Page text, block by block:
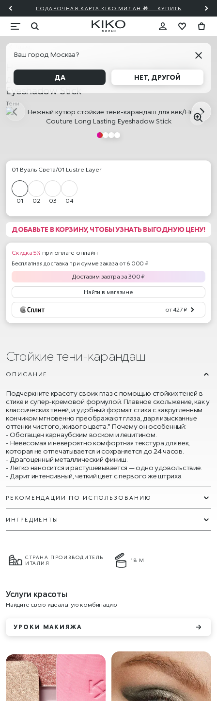
ПОДАРОЧНАЯ КАРТА KIKO МИЛАН 🎁 — КУПИТЬ
Ваш город Москва?
ДА НЕТ, ДРУГОЙ
Нежный кутюр стойкие тени-карандаш
для век/Hug Couture Long Lasting
Eyeshadow Stick
Тени
01 Вуаль Света/01 Lustre Layer
01 02 03 04
ДОБАВЬТЕ В КОРЗИНУ, ЧТОБЫ УЗНАТЬ ВЫГОДНУЮ ЦЕНУ!
Скидка 5% при оплате онлайн
Бесплатная доставка при сумме заказа от 6 000 ₽
Доставим завтра за300 ₽
Найти в магазине
от 427 ₽
Стойкие тени-карандаш
ОПИСАНИЕ
Подчеркните красоту своих глаз с помощью стойких теней в
стике и супер-кремовой формулой. Плавное скольжение, как у
классических теней, и удобный формат стика с закругленным
кончиком мгновенно преображают глаза, даря изысканные
оттенки чистого, живого цвета.* Почему он особенный:
Обогащен карнаубским воском и лецитином.
Невесомая и невероятно комфортная текстура для век,
которая не отпечатывается и сохраняется до 24 часов.
Драгоценный металлический финиш.
Легко наносится и растушевывается — одно удовольствие.
Дарит интенсивный, четкий цвет с первого же штриха.
РЕКОМЕНДАЦИИ ПО ИСПОЛЬЗОВАНИЮ
ИНГРЕДИЕНТЫ
СТРАНА ПРОИЗВОДИТЕЛЬ
ИТАЛИЯ
18 М
Услуги красоты
Найдите свою идеальную комбинацию
УРОКИ МАКИЯЖА